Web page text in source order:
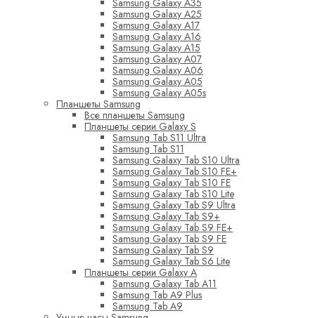
Samsung Galaxy A25
Samsung Galaxy A17
Samsung Galaxy A16
Samsung Galaxy A15
Samsung Galaxy A07
Samsung Galaxy A06
Samsung Galaxy A05
Samsung Galaxy A05s
Планшеты Samsung
Все планшеты Samsung
Планшеты серии Galaxy S
Samsung Tab S11 Ultra
Samsung Tab S11
Samsung Galaxy Tab S10 Ultra
Samsung Galaxy Tab S10 FE+
Samsung Galaxy Tab S10 FE
Samsung Galaxy Tab S10 Lite
Samsung Galaxy Tab S9 Ultra
Samsung Galaxy Tab S9+
Samsung Galaxy Tab S9 FE+
Samsung Galaxy Tab S9 FE
Samsung Galaxy Tab S9
Samsung Galaxy Tab S6 Lite
Планшеты серии Galaxy A
Samsung Galaxy Tab A11
Samsung Tab A9 Plus
Samsung Tab A9